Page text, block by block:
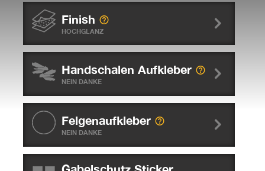
Finish
HOCHGLANZ
Handschalen Aufkleber
NEIN DANKE
Felgenaufkleber
NEIN DANKE